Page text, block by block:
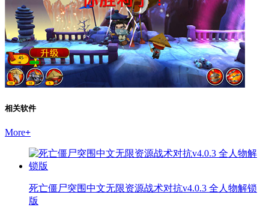
相关软件
More+
死亡僵尸突围中文无限资源战术对抗v4.0.3 全人物解锁
版